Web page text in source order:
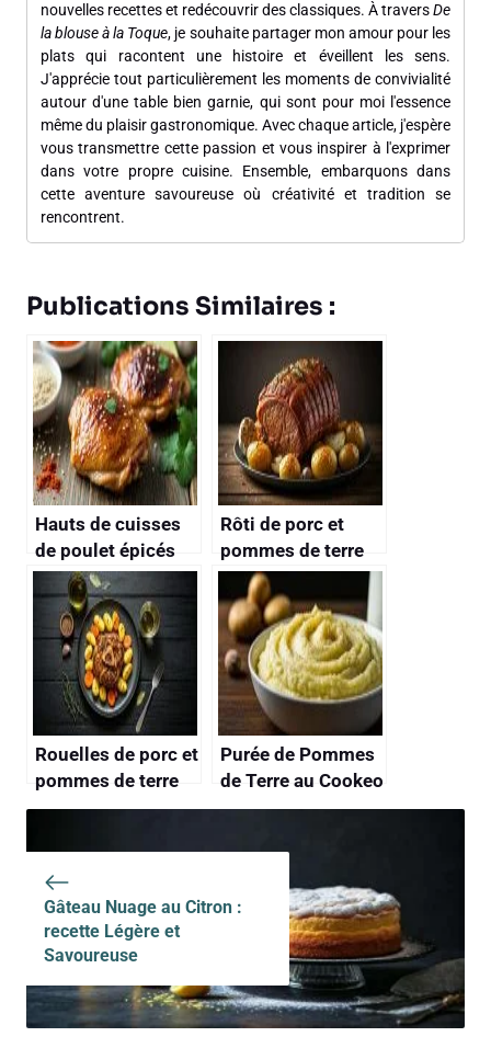
nouvelles recettes et redécouvrir des classiques. À traversDe
la blouse à la Toque, je souhaite partager mon amour pour les
plats qui racontent une histoire et éveillent les sens.
J'apprécie tout particulièrement les moments de convivialité
autour d'une table bien garnie, qui sont pour moi l'essence
même du plaisir gastronomique. Avec chaque article, j'espère
vous transmettre cette passion et vous inspirer à l'exprimer
dans votre propre cuisine. Ensemble, embarquons dans
cette aventure savoureuse où créativité et tradition se
rencontrent.
Publications Similaires :
Hauts de cuisses
de poulet épicés
au miel
Rôti de porc et
pommes de terre
au Cookeo : recette
savoureuse
Rouelles de porc et
pommes de terre
au Cookeo
Purée de Pommes
de Terre au Cookeo
: recette Facile et
Gâteau Nuage au Citron :
recette Légère et
Savoureuse